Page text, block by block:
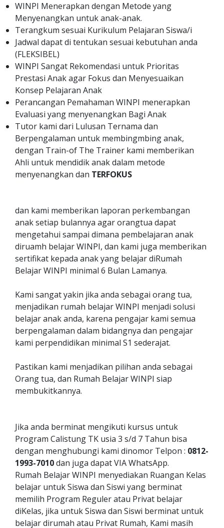
WINPI Menerapkan dengan Metode yang
Menyenangkan untuk anak-anak.
Terangkum sesuai Kurikulum Pelajaran Siswa/i
Jadwal dapat di tentukan sesuai kebutuhan anda
(FLEKSIBEL)
WINPI Sangat Rekomendasi untuk Prioritas
Prestasi Anak agar Fokus dan Menyesuaikan
Konsep Pelajaran Anak
Perancangan Pemahaman WINPI menerapkan
Evaluasi yang menyenangkan Bagi Anak
Tutor kami dari Lulusan Ternama dan
Berpengalaman untuk membingmbing anak,
dengan Train-of The Trainer kami memberikan
Ahli untuk mendidik anak dalam metode
menyenangkan dan TERFOKUS
dan kami memberikan laporan perkembangan
anak setiap bulannya agar orangtua dapat
mengetahui sampai dimana pembelajaran anak
diruamh belajar WINPI, dan kami juga memberikan
sertifikat kepada anak yang belajar diRumah
Belajar WINPI minimal 6 Bulan Lamanya.
Kami sangat yakin jika anda sebagai orang tua,
menjadikan rumah belajar WINPI menjadi solusi
belajar anak anda, karena pengajar kami semua
berpengalaman dalam bidangnya dan pengajar
kami perpendidikan minimal S1 sederajat.
Pastikan kami menjadikan pilihan anda sebagai
Orang tua, dan Rumah Belajar WINPI siap
membukitkannya.
Jika anda berminat mengikuti kursus untuk
Program Calistung TK usia 3 s/d 7 Tahun bisa
dengan menghubungi kami dinomor Telpon : 0812-
1993-7010dan juga dapat VIA WhatsApp.
Rumah Belajar WINPI menyediakan Ruangan Kelas
belajar untuk Siswa dan Siswi yang berminat
memilih Program Reguler atau Privat belajar
diKelas, jika untuk Siswa dan Siswi berminat untuk
belajar dirumah atau Privat Rumah, Kami masih